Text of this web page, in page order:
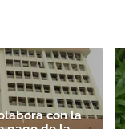
con la